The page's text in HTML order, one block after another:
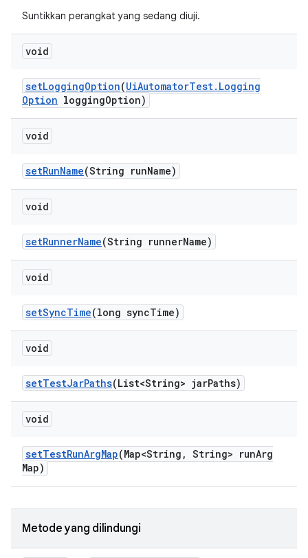
Suntikkan perangkat yang sedang diuji.
void
setLoggingOption(UiAutomatorTest. Logging
Option loggingOption)
void
setRunName(String runName)
void
setRunnerName(String runnerName)
void
setSyncTime(long syncTime)
void
setTestJarPaths(List<String> jarPaths)
void
setTestRunArgMap(Map<String , String> runArg
Map)
Metode yang dilindungi